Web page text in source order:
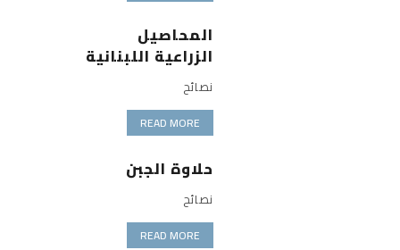
المحاصيل
الزراعية اللبنانية
نصائح
READ MORE
حلاوة الجبن
نصائح
READ MORE